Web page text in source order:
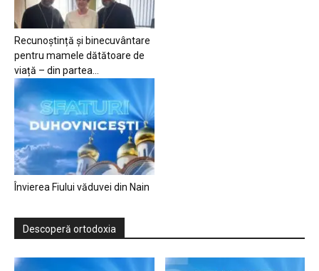
Recunoștință și binecuvântare
pentru mamele dătătoare de
viață – din partea...
Învierea Fiului văduvei din Nain
Descoperă ortodoxia